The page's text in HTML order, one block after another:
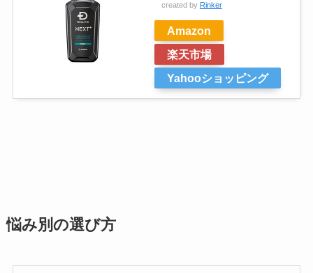
created by Rinker
Amazon
楽天市場
Yahooショッピング
悩み別の選び方